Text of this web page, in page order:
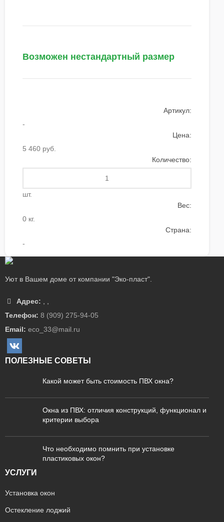
Возможен нестандартный размер
Артикул:
-
Цена:
5 460 руб.
Количество:
шт.
Вес:
0 кг.
Страна:
-
Уют в Вашем доме от компании "Эко-пласт".
Адрес:
Телефон: 8 (909) 275-94-05
Email: eco_33@mail.ru
ПОЛЕЗНЫЕ СОВЕТЫ
Какой может быть стоимость ПВХ окна?
Окна из ПВХ: отличия конструкций, функционал и
критерии выбора
Что необходимо помнить при установке
пластиковых окон?
УСЛУГИ
Установка окон
Остекление лоджий